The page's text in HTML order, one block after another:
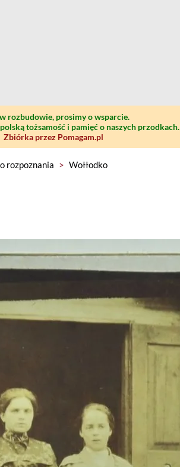
rozbudowie, prosimy o wsparcie.
tożsamość i pamięć o naszych przodkach.
Zbiórka przez Pomagam.pl
rozpoznania > Wołłodko